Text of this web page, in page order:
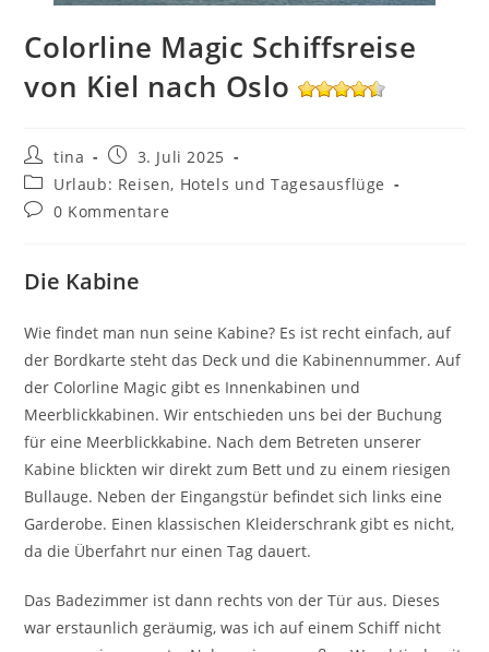
Colorline Magic Schiffsreise
von Kiel nach Oslo
Beitrags-
Autor:
tina
Beitrag
veröffentlicht:
3. Juli 2025
Beitrags-
Kategorie:
Urlaub: Reisen, Hotels und Tagesausflüge
Beitrags-
0 Kommentare
Die Kabine
Wie findet man nun seine Kabine? Es ist recht einfach, auf
der Bordkarte steht das Deck und die Kabinennummer. Auf
der Colorline Magic gibt es Innenkabinen und
Meerblickkabinen. Wir entschieden uns bei der Buchung
für eine Meerblickkabine. Nach dem Betreten unserer
Kabine blickten wir direkt zum Bett und zu einem riesigen
Bullauge. Neben der Eingangstür befindet sich links eine
Garderobe. Einen klassischen Kleiderschrank gibt es nicht,
da die Überfahrt nur einen Tag dauert.
Das Badezimmer ist dann rechts von der Tür aus. Dieses
war erstaunlich geräumig, was ich auf einem Schiff nicht